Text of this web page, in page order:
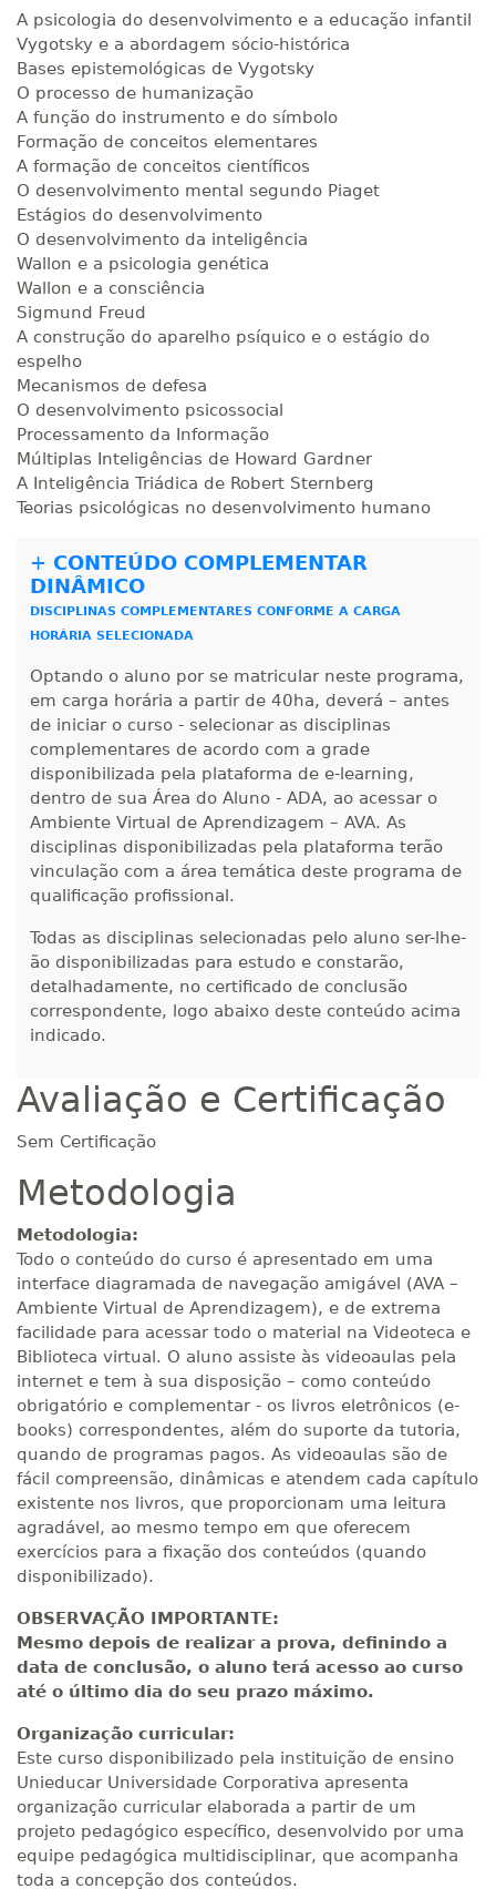
A psicologia do desenvolvimento e a educação infantil
Vygotsky e a abordagem sócio-histórica
Bases epistemológicas de Vygotsky
O processo de humanização
A função do instrumento e do símbolo
Formação de conceitos elementares
A formação de conceitos científicos
O desenvolvimento mental segundo Piaget
Estágios do desenvolvimento
O desenvolvimento da inteligência
Wallon e a psicologia genética
Wallon e a consciência
Sigmund Freud
A construção do aparelho psíquico e o estágio do
espelho
Mecanismos de defesa
O desenvolvimento psicossocial
Processamento da Informação
Múltiplas Inteligências de Howard Gardner
A Inteligência Triádica de Robert Sternberg
Teorias psicológicas no desenvolvimento humano
+ CONTEÚDO COMPLEMENTAR
DINÂMICO
DISCIPLINAS COMPLEMENTARES CONFORME A CARGA
HORÁRIA SELECIONADA
Optando o aluno por se matricular neste programa,
em carga horária a partir de 40ha, deverá – antes
de iniciar o curso - selecionar as disciplinas
complementares de acordo com a grade
disponibilizada pela plataforma de e-learning,
dentro de sua Área do Aluno - ADA, ao acessar o
Ambiente Virtual de Aprendizagem – AVA. As
disciplinas disponibilizadas pela plataforma terão
vinculação com a área temática deste programa de
qualificação profissional.
Todas as disciplinas selecionadas pelo aluno ser-lhe-
ão disponibilizadas para estudo e constarão,
detalhadamente, no certificado de conclusão
correspondente, logo abaixo deste conteúdo acima
indicado.
Avaliação e Certificação
Sem Certificação
Metodologia
Metodologia:
Todo o conteúdo do curso é apresentado em uma
interface diagramada de navegação amigável (AVA –
Ambiente Virtual de Aprendizagem), e de extrema
facilidade para acessar todo o material na Videoteca e
Biblioteca virtual. O aluno assiste às videoaulas pela
internet e tem à sua disposição – como conteúdo
obrigatório e complementar - os livros eletrônicos (e-
books) correspondentes, além do suporte da tutoria,
quando de programas pagos. As videoaulas são de
fácil compreensão, dinâmicas e atendem cada capítulo
existente nos livros, que proporcionam uma leitura
agradável, ao mesmo tempo em que oferecem
exercícios para a fixação dos conteúdos (quando
disponibilizado).
OBSERVAÇÃO IMPORTANTE:
Mesmo depois de realizar a prova, definindo a
data de conclusão, o aluno terá acesso ao curso
até o último dia do seu prazo máximo.
Organização curricular:
Este curso disponibilizado pela instituição de ensino
Unieducar Universidade Corporativa apresenta
organização curricular elaborada a partir de um
projeto pedagógico específico, desenvolvido por uma
equipe pedagógica multidisciplinar, que acompanha
toda a concepção dos conteúdos.